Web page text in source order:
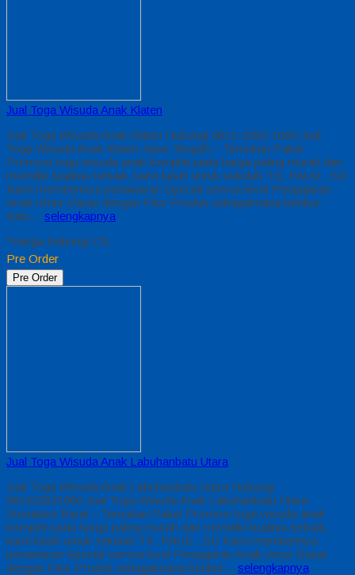
Jual Toga Wisuda Anak Klaten
Jual Toga Wisuda Anak Klaten Hubungi 0812-2282-1060 Jual
Toga Wisuda Anak Klaten Jawa Tengah – Temukan Paket
Promosi toga wisuda anak komplet pada harga paling murah dan
memiliki kualitas terbaik, kami kasih untuk sekolah TK, PAUD , SD
Kami memberinya penawaran Special semua level Pengajaran
Anak Umur Dasar dengan Fitur Produk sebagaimana berikut :
Kain… selengkapnya
*Harga Hubungi CS
Pre Order
Pre Order
Jual Toga Wisuda Anak Labuhanbatu Utara
Jual Toga Wisuda Anak Labuhanbatu Utara Hubungi
081222821060 Jual Toga Wisuda Anak Labuhanbatu Utara
Sumatera Barat – Temukan Paket Promosi toga wisuda anak
komplet pada harga paling murah dan memiliki kualitas terbaik,
kami kasih untuk sekolah TK, PAUD , SD Kami memberinya
penawaran Special semua level Pengajaran Anak Umur Dasar
dengan Fitur Produk sebagaimana berikut… selengkapnya